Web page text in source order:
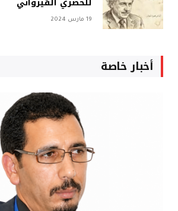
19 مارس 2024
أخبار خاصة